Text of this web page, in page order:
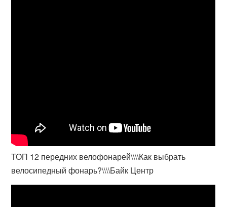
ТОП 12 передних велофонарей\\\\Как выбрать
велосипедный фонарь?\\\\Байк Центр